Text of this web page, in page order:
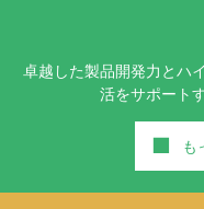
情報を収集し、
的、お客様に対
個人情報は、法
時に承諾を得た
開示等はいたし
個人情報への不
壊、改ざん及び
に対しては、社
卓越した製品開発力とハ
活をサポート
■ も